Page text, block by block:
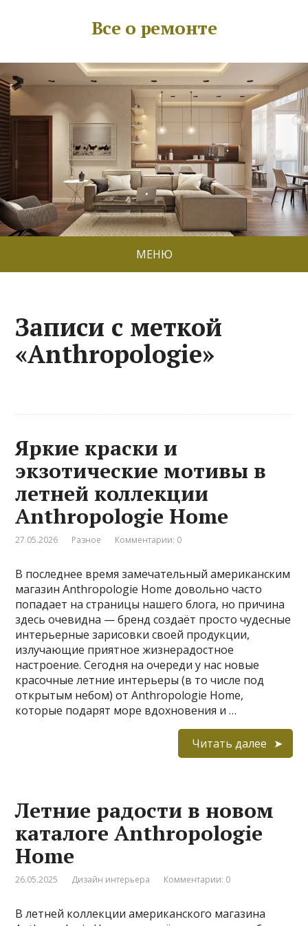
Все о ремонте
МЕНЮ
Записи с меткой
«Anthropologie»
Яркие краски и
экзотические мотивы в
летней коллекции
Anthropologie Home
27.05.2026 Разное Комментарии: 0
В последнее время замечательный американским
магазин Anthropologie Home довольно часто
попадает на страницы нашего блога, но причина
здесь очевидна — бренд создаёт просто чудесные
интерьерные зарисовки своей продукции,
излучающие приятное жизнерадостное
настроение. Сегодня на очереди у нас новые
красочные летние интерьеры (в то числе под
открытым небом) от Anthropologie Home,
которые подарят море вдохновения и …
Читать далее
Летние радости в новом
каталоге Anthropologie
Home
26.05.2025 Дизайн интерьера Комментарии: 0
В летней коллекции американского магазина